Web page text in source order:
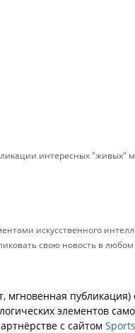
интересных "живых"
искусственного
свою новость в
элементов
с сайтом